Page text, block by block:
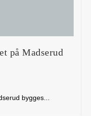
på Madserud
bygges...